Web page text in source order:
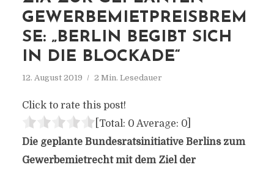
GEWERBEMIETPREISBREM
SE: „BERLIN BEGIBT SICH
IN DIE BLOCKADE“
12. August 2019 2 Min. Lesedauer
Click to rate this post!
[Total: 0 Average: 0]
Die geplante Bundesratsinitiative Berlins zum
Gewerbemietrecht mit dem Ziel der